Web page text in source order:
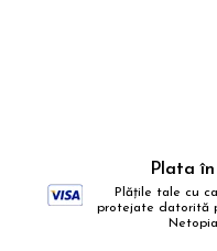
Plata
Plățile tale cu
protejate datorită